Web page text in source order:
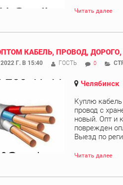
Читать далее
КАБЕЛЬ, ПРОВОД,
Г. В 15:40 ГОСТЬ 0
Челябинск
Куплю
провод с
новый. Опт и
поврежден
Выезд по
Читать далее